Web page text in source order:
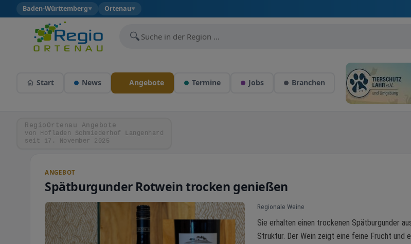
Baden-Württemberg▼ Ortenau▼
🔍
Start News Angebote Termine Jobs Branchen
RegioOrtenau Angebote
von Hofladen Schmiederhof Langenhard
seit 17. November 2025
ANGEBOT
Spätburgunder Rotwein trocken genießen
Regionale Weine
Sie erhalten einen trockenen Spätburgunder
Struktur. Der Wein zeigt eine feine Frucht und